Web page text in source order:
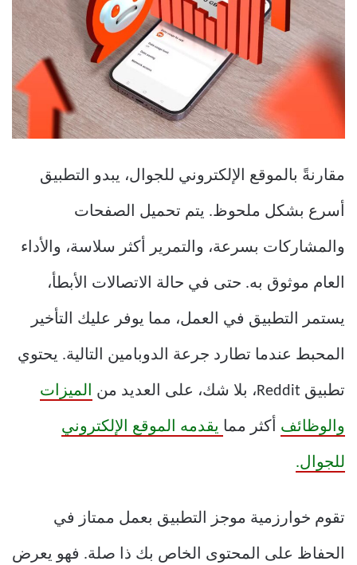
مقارنةً بالموقع الإلكتروني للجوال، يبدو التطبيق
أسرع بشكل ملحوظ. يتم تحميل الصفحات
والمشاركات بسرعة، والتمرير أكثر سلاسة، والأداء
العام موثوق به. حتى في حالة الاتصالات الأبطأ،
يستمر التطبيق في العمل، مما يوفر عليك التأخير
المحبط عندما تطارد جرعة الدوبامين التالية. يحتوي
تطبيق Reddit، بلا شك، على العديد من الميزات
والوظائف أكثر مما يقدمه الموقع الإلكتروني
للجوال.
تقوم خوارزمية موجز التطبيق بعمل ممتاز في
الحفاظ على المحتوى الخاص بك ذا صلة. فهو يعرض